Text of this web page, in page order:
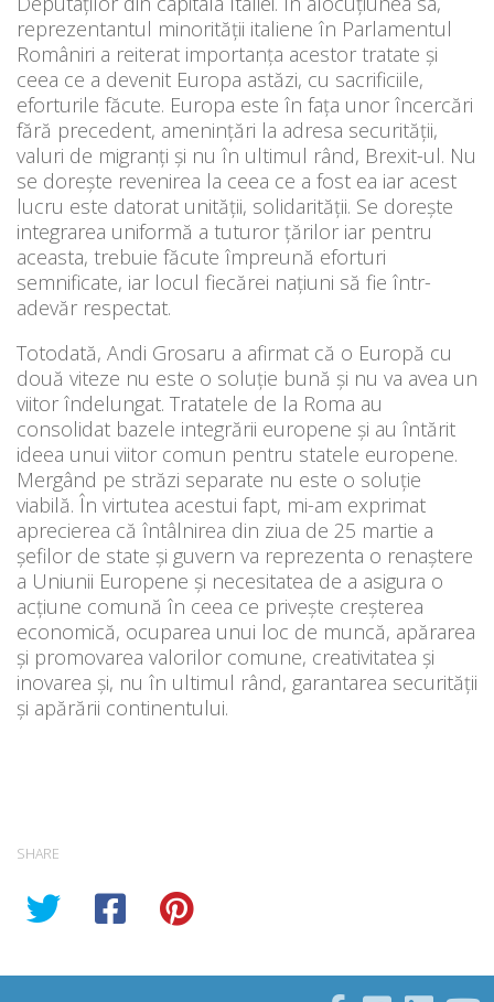
reprezentantul minorității italiene în Parlamentul
Româniri a reiterat importanța acestor tratate și
ceea ce a devenit Europa astăzi, cu sacrificiile,
eforturile făcute. Europa este în fața unor încercări
fără precedent, amenințări la adresa securității,
valuri de migranți și nu în ultimul rând, Brexit-ul. Nu
se dorește revenirea la ceea ce a fost ea iar acest
lucru este datorat unității, solidarității. Se dorește
integrarea uniformă a tuturor țărilor iar pentru
aceasta, trebuie făcute împreună eforturi
semnificate, iar locul fiecărei națiuni să fie într-
adevăr respectat.
Totodată, Andi Grosaru a afirmat că o Europă cu
două viteze nu este o soluție bună și nu va avea un
viitor îndelungat. Tratatele de la Roma au
consolidat bazele integrării europene și au întărit
ideea unui viitor comun pentru statele europene.
Mergând pe străzi separate nu este o soluție
viabilă. În virtutea acestui fapt, mi-am exprimat
aprecierea că întâlnirea din ziua de 25 martie a
șefilor de state și guvern va reprezenta o renaștere
a Uniunii Europene și necesitatea de a asigura o
acțiune comună în ceea ce privește creșterea
economică, ocuparea unui loc de muncă, apărarea
și promovarea valorilor comune, creativitatea și
inovarea și, nu în ultimul rând, garantarea securității
și apărării continentului.
SHARE